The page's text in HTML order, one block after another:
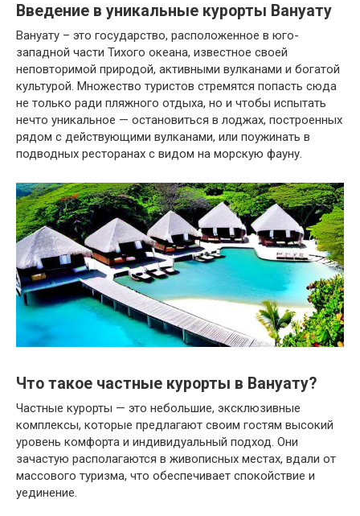
Введение в уникальные курорты Вануату
Вануату – это государство, расположенное в юго-
западной части Тихого океана, известное своей
неповторимой природой, активными вулканами и богатой
культурой. Множество туристов стремятся попасть сюда
не только ради пляжного отдыха, но и чтобы испытать
нечто уникальное — остановиться в лоджах, построенных
рядом с действующими вулканами, или поужинать в
подводных ресторанах с видом на морскую фауну.
Что такое частные курорты в Вануату?
Частные курорты — это небольшие, эксклюзивные
комплексы, которые предлагают своим гостям высокий
уровень комфорта и индивидуальный подход. Они
зачастую располагаются в живописных местах, вдали от
массового туризма, что обеспечивает спокойствие и
уединение.